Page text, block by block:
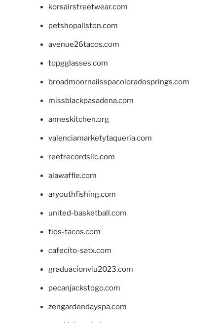
korsairstreetwear.com
petshopallston.com
avenue26tacos.com
topgglasses.com
broadmoornailsspacoloradosprings.com
missblackpasadena.com
anneskitchen.org
valenciamarketytaqueria.com
reefrecordsllc.com
alawaffle.com
aryouthfishing.com
united-basketball.com
tios-tacos.com
cafecito-satx.com
graduacionviu2023.com
pecanjackstogo.com
zengardendayspa.com